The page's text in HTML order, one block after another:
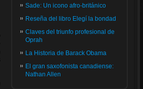
Sade: Un icono afro-británico
Reseña del libro Elegí la bondad
Claves del triunfo profesional de
Oprah
La Historia de Barack Obama
El gran saxofonista canadiense:
Nathan Allen